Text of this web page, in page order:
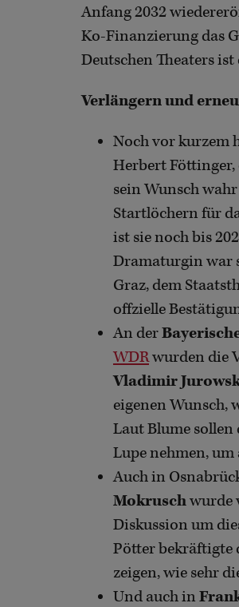
Anfang 2032
Ko-Finanzierung das
Deutschen Theaters
Verlängern und
Noch vor kurzem
Herbert Föttinger,
sein Wunsch
Startlöchern für
ist sie noch bis
Dramaturgin war
Graz, dem
offzielle
An der
WDRwurden die
Vladimir
eigenen Wunsch,
Laut Blume
Lupe nehmen,
Auch in
Mokruschwurde
Diskussion um
Pötter bekräftigte
zeigen, wie sehr
Und auch in